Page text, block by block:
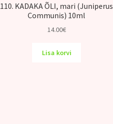
110. KADAKA ÕLI, mari (Juniperus
Communis) 10ml
14.00€
Lisa korvi